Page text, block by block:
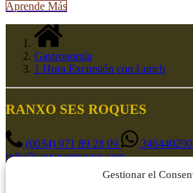
Gestionar el
Aprende Más
Gastronomía
1 Hora Excursión con Lunch
RANXO SES ROQUES
(0034) 971 89 28 09
info@ranxosesroques.com